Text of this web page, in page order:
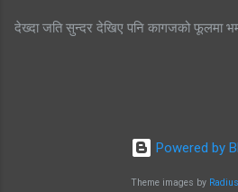
देख्दा जति सुन्दर देखिए पनि कागजको फूलमा
Powered by
Theme images by